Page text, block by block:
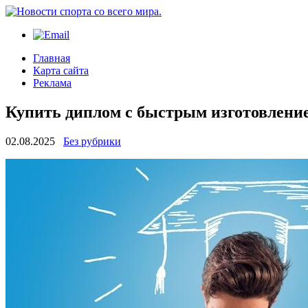
Главная
Карта сайта
Реклама
Купить диплом с быстрым
02.08.2025 Без рубрики